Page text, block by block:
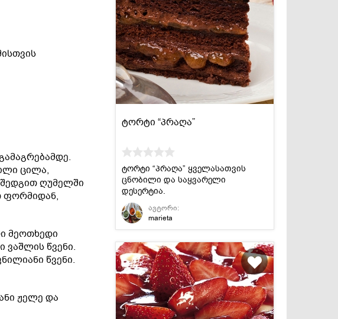
ცილა,
ღუმელში
ფორმიდან,
მეოთხედი
ვაშლის წვენი.
წვენი.
ჟელე და
ტორტი “პრაღა”
ტორტი “პრაღა” ყველასათვის
ცნობილი და საყვარელი
დესერტია.
ავტორი:
marieta